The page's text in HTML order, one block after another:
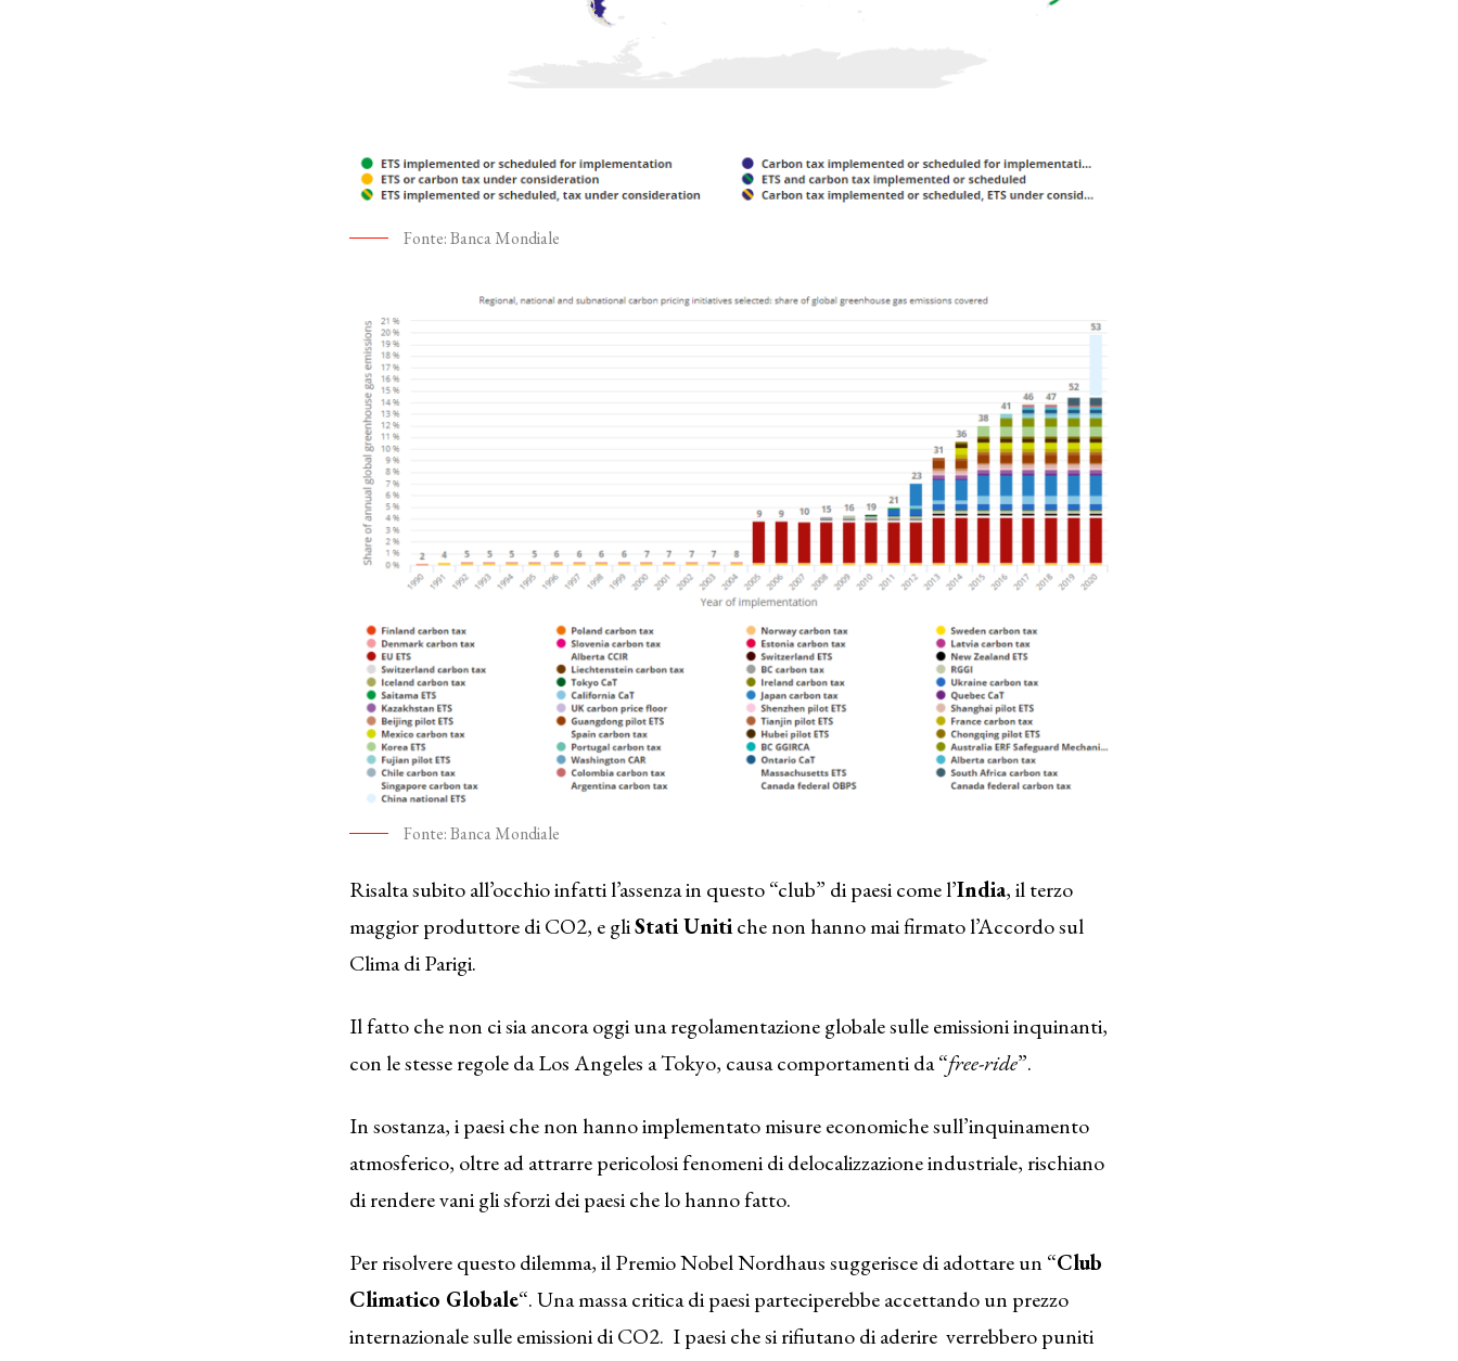
Fonte: Banca Mondiale
Fonte: Banca Mondiale
Risalta subito all’occhio infatti l’assenza in questo “club” di paesi come l’India, il terzo
maggior produttore di CO2, e gliStati Unitiche non hanno mai firmato l’Accordo sul
Clima di Parigi.
Il fatto che non ci sia ancora oggi una regolamentazione globale sulle emissioni inquinanti,
con le stesse regole da Los Angeles a Tokyo, causa comportamenti da “free-ride”.
In sostanza, i paesi che non hanno implementato misure economiche sull’inquinamento
atmosferico, oltre ad attrarre pericolosi fenomeni di delocalizzazione industriale, rischiano
di rendere vani gli sforzi dei paesi che lo hanno fatto.
Per risolvere questo dilemma, il Premio Nobel Nordhaus suggerisce di adottare un “Club
Climatico Globale“. Una massa critica di paesi parteciperebbe accettando un prezzo
internazionale sulle emissioni di CO2. I paesi che si rifiutano di aderire verrebbero puniti